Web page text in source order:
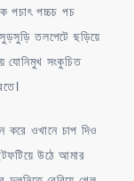
পচাৎ পচ্চচ পচ
তলপেটে ছড়িয়ে
যোনিমুখ সংকুচিত
ওখানে চাপ দিও
উঠে আমার